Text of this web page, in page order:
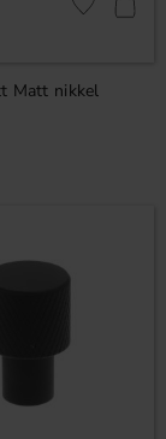
Matt nikkel
Lagre som